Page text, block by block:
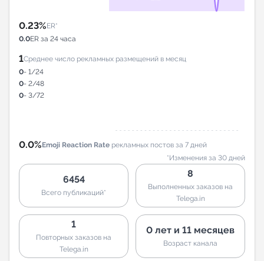
0.23%ER*
0.0ER за 24 часа
1Среднее число рекламных размещений в месяц
0- 1/24
0- 2/48
0- 3/72
0.0%Emoji Reaction Rate рекламных постов за 7 дней
*Изменения за 30 дней
6454
Всего публикаций*
8
Выполненных заказов на
Telega.in
1
Повторных заказов на
Telega.in
0 лет и 11 месяцев
Возраст канала